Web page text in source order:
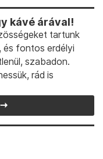
kávé árával!
tartunk
és fontos erdélyi
szabadon.
rád is